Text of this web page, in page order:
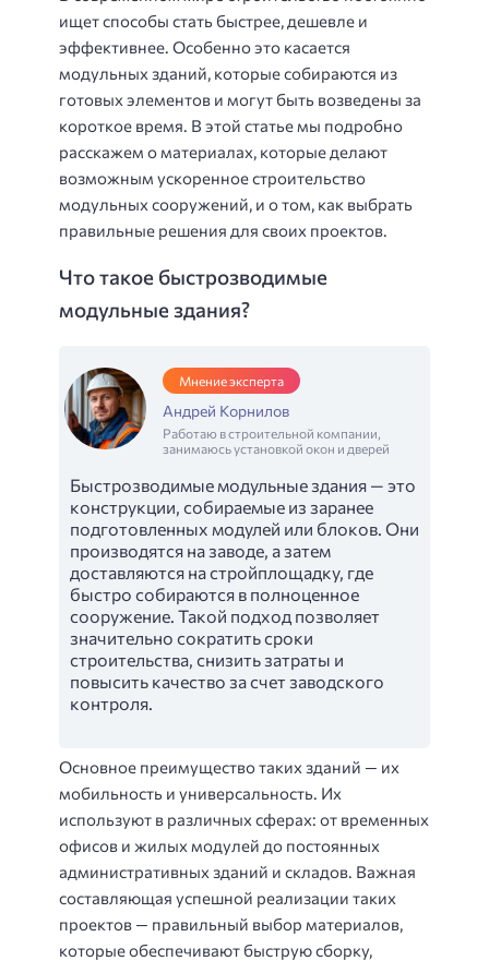
ищет способы стать быстрее, дешевле и
эффективнее. Особенно это касается
модульных зданий, которые собираются из
готовых элементов и могут быть возведены за
короткое время. В этой статье мы подробно
расскажем о материалах, которые делают
возможным ускоренное строительство
модульных сооружений, и о том, как выбрать
правильные решения для своих проектов.
Что такое быстрозводимые
модульные здания?
Мнение эксперта
Андрей Корнилов
Работаю в строительной компании,
занимаюсь установкой окон и дверей
Быстрозводимые модульные здания — это
конструкции, собираемые из заранее
подготовленных модулей или блоков. Они
производятся на заводе, а затем
доставляются на стройплощадку, где
быстро собираются в полноценное
сооружение. Такой подход позволяет
значительно сократить сроки
строительства, снизить затраты и
повысить качество за счет заводского
контроля.
Основное преимущество таких зданий — их
мобильность и универсальность. Их
используют в различных сферах: от временных
офисов и жилых модулей до постоянных
административных зданий и складов. Важная
составляющая успешной реализации таких
проектов — правильный выбор материалов,
которые обеспечивают быструю сборку,